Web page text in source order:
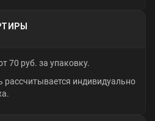
70 руб. за упаковку.
рассчитывается индивидуально